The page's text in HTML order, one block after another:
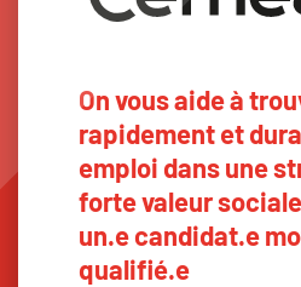
On vous aide à
rapidement et
emploi dans une
forte valeur
un.e candidat.e
qualifié.e